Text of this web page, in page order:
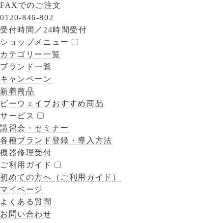
FAXでのご注文
0120-846-802
受付時間／ 24時間受付
ショップメニュー
カテゴリー一覧
ブランド一覧
キャンペーン
新着商品
ビーウェイブおすすめ商品
サービス
講習会・セミナー
各種ブランド登録・導入方法
機器修理受付
ご利用ガイド
初めての方へ（ご利用ガイド）
マイページ
よくある質問
お問い合わせ